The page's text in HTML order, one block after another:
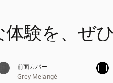
験を、ぜ
前面カバー
Grey Melangé